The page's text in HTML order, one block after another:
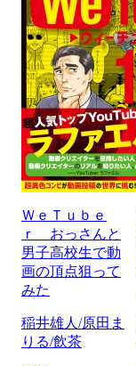
ＷｅＴｕｂｅ
ｒ おっさんと
男子高校生で動
画の頂点狙って
みた
稲井雄人/原田ま
りる/飲茶